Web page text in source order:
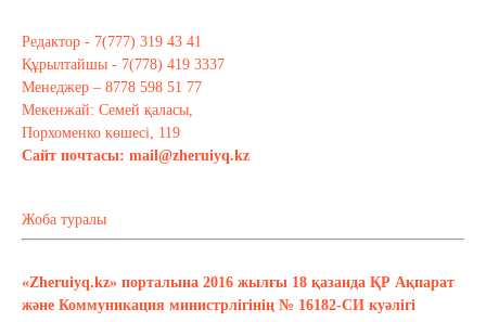
Редактор - 7(777) 319 43 41
Құрылтайшы - 7(778) 419 3337
Менеджер – 8778 598 51 77
Мекенжай: Семей қаласы,
Порхоменко көшесі, 119
Сайт почтасы: mail@zheruiyq.kz
Жоба туралы
«Zheruiyq.kz» порталына 2016 жылғы 18 қазанда ҚР Ақпарат
және Коммуникация министрлігінің № 16182-СИ куәлігі